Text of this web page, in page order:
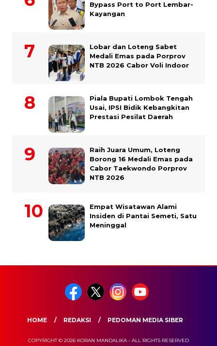
Bypass Port to Port Lembar-
Kayangan
Lobar dan Loteng Sabet
Medali Emas pada Porprov
NTB 2026 Cabor Voli Indoor
Piala Bupati Lombok Tengah
Usai, IPSI Bidik Kebangkitan
Prestasi Pesilat Daerah
Raih Juara Umum, Loteng
Borong 16 Medali Emas pada
Cabor Taekwondo Porprov
NTB 2026
Empat Wisatawan Alami
Insiden di Pantai Semeti, Satu
Meninggal
HOME REDAKSI PEDOMAN MEDIA SIBER
COPYRIGHT © 2026 KORAN MANDALIKA - ALL RIGHTS RESERVED